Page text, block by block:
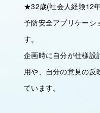
★32歳(社会人経験12
予防安全アプリケーシ
す。
企画時に自分が仕様設
用や、自分の意見の反
ています。